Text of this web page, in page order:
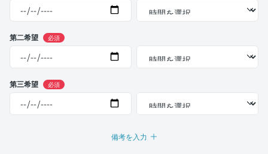
第二希望 必須
第三希望 必須
備考を入力